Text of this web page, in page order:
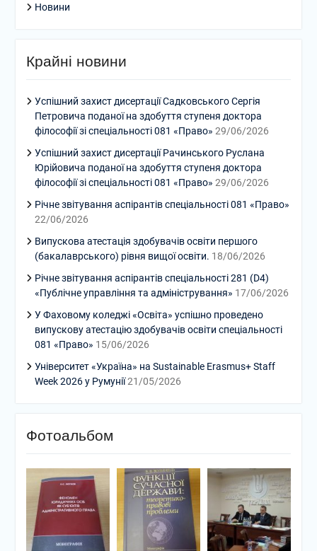
Новини
Крайні новини
Успішний захист дисертації Садковського Сергія
Петровича поданої на здобуття ступеня доктора
філософії зі спеціальності 081 «Право» 29/06/2026
Успішний захист дисертації Рачинського Руслана
Юрійовича поданої на здобуття ступеня доктора
філософії зі спеціальності 081 «Право» 29/06/2026
Річне звітування аспірантів спеціальності 081 «Право»
22/06/2026
Випускова атестація здобувачів освіти першого
(бакалаврського) рівня вищої освіти. 18/06/2026
Річне звітування аспірантів спеціальності 281 (D4)
«Публічне управління та адміністрування» 17/06/2026
У Фаховому коледжі «Освіта» успішно проведено
випускову атестацію здобувачів освіти спеціальності
081 «Право» 15/06/2026
Університет «Україна» на Sustainable Erasmus+ Staff
Week 2026 у Румунії 21/05/2026
Фотоальбом